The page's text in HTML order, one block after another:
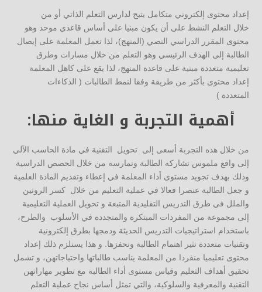
إعداد محتوى إلكتروني متكامل يتيح لدارس التعلم الذاتي أو من
خلال التعلم النشط على أن يكون مبنيا على أساس قاعدي موحد وهو
محتوى المقرر الدراسي النصي (المنهج)، لذا تعمل المعلمة على إيصال
الطالبة إلى الهدف الرئيسي وهو التعلم من خلال مسارات وطرق
تعليمية متعددة مبنية على قاعدة المنهج، لذا يقع على كاهل المعلمة
إعداد محتوى بأكثر من طريقة وفقا لنمط الطالبات ( الذكاءات
المتعددة )
أهمية التجربة و الغاية منها:
من خلال هذه التجربة أسعى إلى تحويل التقنية في مادة الحاسب الآلي
إلى واقع ملموس تشاركه الطالبة وتمارسه من خلال الحصص الدراسية
وذلك بهدف تجويد مستوى أداء المعلمة في إعطاء وتقديم المادة العلمية
و جعل الطالبة عنصرا فعالا في عملية التعليم من خلال كسر الروتين
والملل في طرق التدريس التقليدية المتبعة و تحويل العملية التعليمية
إلى مجموعة من المفردات المبتكرة والمتجددة في الأسلوب والطرح،
باستخدام استراتيجيات التدريس الحديثة ودمجها بطرق إلكترونية
وتقنيات متعددة تثير اهتمام الطالبة وتحفزها. و هذا يستلزم ذلك إعداد
محتوى تعليميا منفردا من المعلمة يناسب طالباتها واحتياجاتهن، و تشمل
تحقيق أهداف التعليم وقياس مستوى أداء الطالبة مع تطوير مهاراتهن
التقنية والمعرفية والسلوكية، والتي تمثل أساس نجاح عملية التعلم